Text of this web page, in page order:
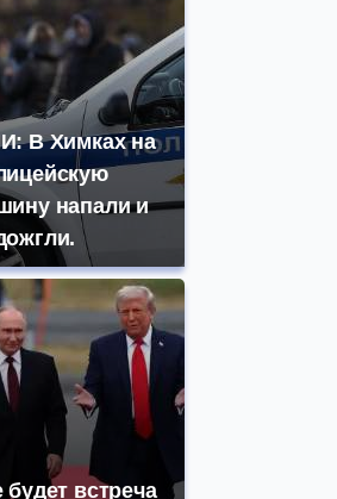
В Химках на
напали и
будет встреча